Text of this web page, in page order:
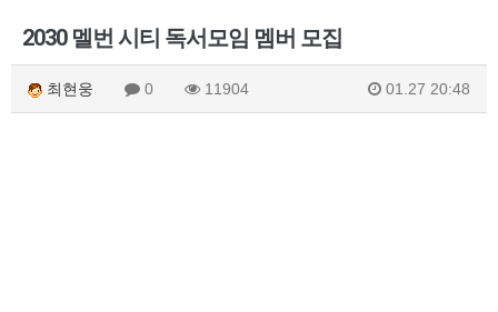
2030 멜번 시티 독서모임 멤버 모집
최현웅 0 11904 01.27 20:48